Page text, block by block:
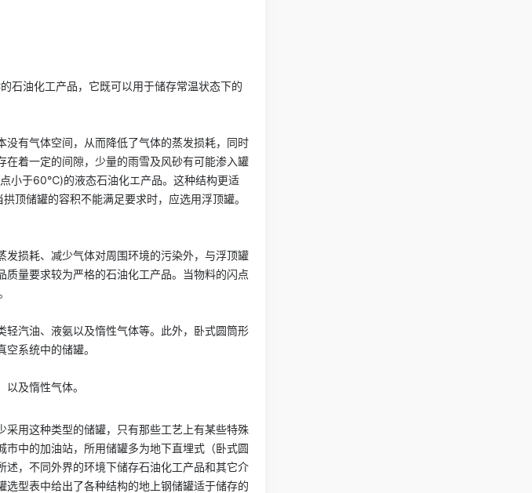
石油化工产品，它既可以用于储存常温状态下的
有气体空间，从而降低了气体的蒸发损耗，同时
着一定的间隙，少量的雨雪及风砂有可能渗入罐
小于60℃)的液态石油化エ产品。这种结构更适
顶储罐的容积不能满足要求时，应选用浮顶罐。
损耗、减少气体对周围环境的污染外，与浮顶罐
量要求较为严格的石油化工产品。当物料的闪点
汽油、液氨以及惰性气体等。此外，卧式圆筒形
系统中的储罐。
及惰性气体。
用这种类型的储罐，只有那些工艺上有某些特殊
中的加油站，所用储罐多为地下直埋式（卧式圆
，不同外界的环境下储存石油化工产品和其它介
型表中给出了各种结构的地上钢储罐适于储存的